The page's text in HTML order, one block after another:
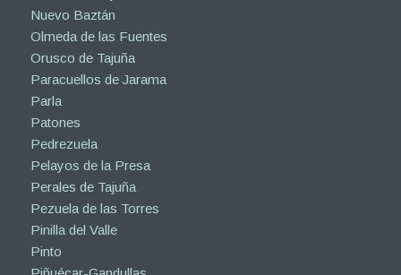
Nuevo Baztán
Olmeda de las Fuentes
Orusco de Tajuña
Paracuellos de Jarama
Parla
Patones
Pedrezuela
Pelayos de la Presa
Perales de Tajuña
Pezuela de las Torres
Pinilla del Valle
Pinto